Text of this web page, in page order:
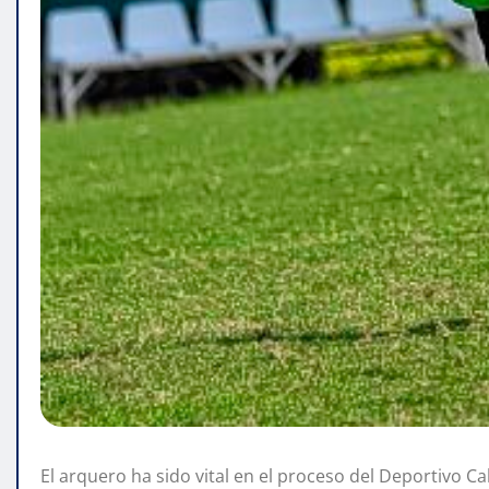
El arquero ha sido vital en el proceso del Deportivo